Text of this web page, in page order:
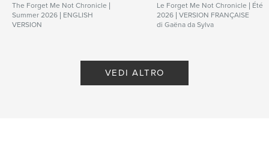
The Forget Me Not Chronicle |
Summer 2026 | ENGLISH
VERSION
Le Forget Me Not Chronicle | Été
2026 | VERSION FRANÇAISE
di Gaëna da Sylva
VEDI ALTRO